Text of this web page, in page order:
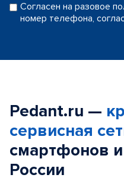
Согласен на разовое
номер телефона,
Pedant.ru —
сервисная
смартфонов
России